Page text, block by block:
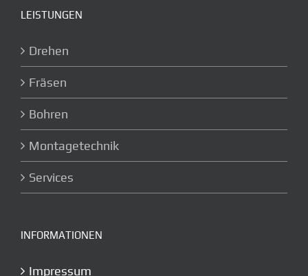
LEISTUNGEN
Drehen
Fräsen
Bohren
Montagetechnik
Services
INFORMATIONEN
Impressum